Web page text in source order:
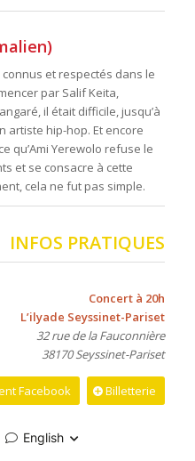
et respectés dans le
par Salif Keita,
il était difficile, jusqu’à
artiste hip-hop. Et encore
qu’Ami Yerewolo refuse le
et se consacre à cette
cela ne fut pas simple.
INFOS PRATIQUES
Concert à 20h
L’ilyade Seyssinet-Pariset
32 rue de la Fauconnière
38170 Seyssinet-Pariset
Facebook Billetterie